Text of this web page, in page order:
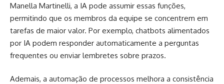
Manella Martinelli, a IA pode assumir essas funções,
permitindo que os membros da equipe se concentrem em
tarefas de maior valor. Por exemplo, chatbots alimentados
por IA podem responder automaticamente a perguntas
frequentes ou enviar lembretes sobre prazos.
Ademais, a automação de processos melhora a consistência